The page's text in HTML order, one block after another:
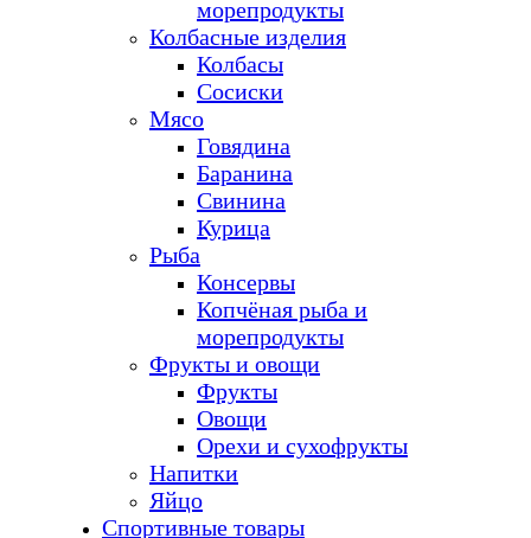
морепродукты
Колбасные изделия
Колбасы
Сосиски
Мясо
Говядина
Баранина
Свинина
Курица
Рыба
Консервы
Копчёная рыба и
морепродукты
Фрукты и овощи
Фрукты
Овощи
Орехи и сухофрукты
Напитки
Яйцо
Спортивные товары